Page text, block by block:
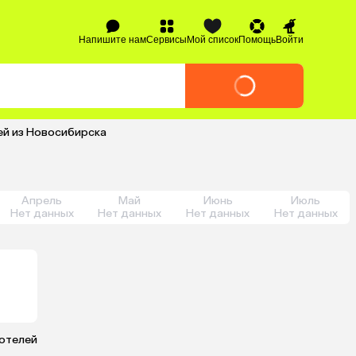
Напишите намСервисыМой списокПомощьВойти
из Новосибирска
Апрель
Нет данных
Май
Нет данных
Июнь
Нет данных
Июль
Нет данных